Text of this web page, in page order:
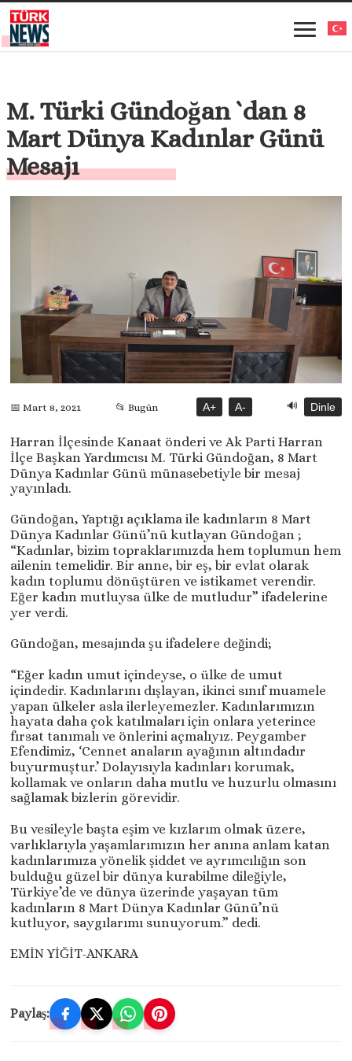
M. Türki Gündoğan `dan 8
Mart Dünya Kadınlar Günü
Mesajı
📅 Mart 8, 2021 📂 Bugün A+ A- 🔊 Dinle
Harran İlçesinde Kanaat önderi ve Ak Parti Harran
İlçe Başkan Yardımcısı M. Türki Gündoğan, 8 Mart
Dünya Kadınlar Günü münasebetiyle bir mesaj
yayınladı.
Gündoğan, Yaptığı açıklama ile kadınların 8 Mart
Dünya Kadınlar Günü’nü kutlayan Gündoğan ;
“Kadınlar, bizim topraklarımızda hem toplumun hem
ailenin temelidir. Bir anne, bir eş, bir evlat olarak
kadın toplumu dönüştüren ve istikamet verendir.
Eğer kadın mutluysa ülke de mutludur” ifadelerine
yer verdi.
Gündoğan, mesajında şu ifadelere değindi;
“Eğer kadın umut içindeyse, o ülke de umut
içindedir. Kadınlarını dışlayan, ikinci sınıf muamele
yapan ülkeler asla ilerleyemezler. Kadınlarımızın
hayata daha çok katılmaları için onlara yeterince
fırsat tanımalı ve önlerini açmalıyız. Peygamber
Efendimiz, ‘Cennet anaların ayağının altındadır
buyurmuştur.’ Dolayısıyla kadınları korumak,
kollamak ve onların daha mutlu ve huzurlu olmasını
sağlamak bizlerin görevidir.
Bu vesileyle başta eşim ve kızlarım olmak üzere,
varlıklarıyla yaşamlarımızın her anına anlam katan
kadınlarımıza yönelik şiddet ve ayrımcılığın son
bulduğu güzel bir dünya kurabilme dileğiyle,
Türkiye’de ve dünya üzerinde yaşayan tüm
kadınların 8 Mart Dünya Kadınlar Günü’nü
kutluyor, saygılarımı sunuyorum.” dedi.
EMİN YİĞİT-ANKARA
Paylaş: